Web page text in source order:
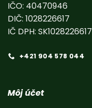
IČO: 40470946
DIČ: 1028226617
IČ DPH: SK1028226617
+421 904 578 044
Môj účet